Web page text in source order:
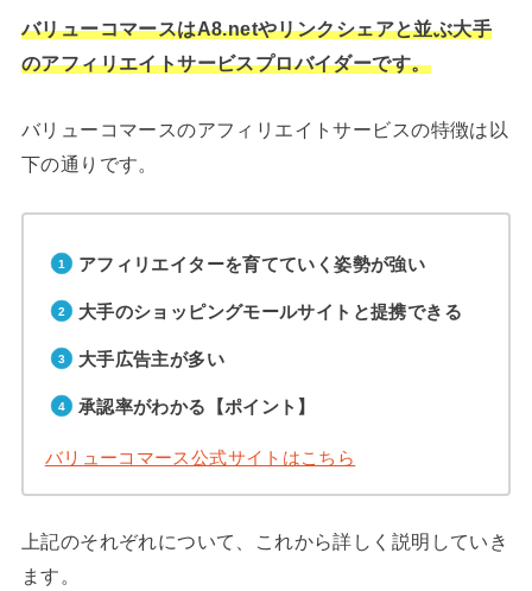
バリューコマースはA8.netやリンクシェアと並ぶ大手
のアフィリエイトサービスプロバイダーです。
バリューコマースのアフィリエイトサービスの特徴は以
下の通りです。
アフィリエイターを育てていく姿勢が強い
大手のショッピングモールサイトと提携できる
大手広告主が多い
承認率がわかる【ポイント】
バリューコマース公式サイトはこちら
上記のそれぞれについて、これから詳しく説明していき
ます。